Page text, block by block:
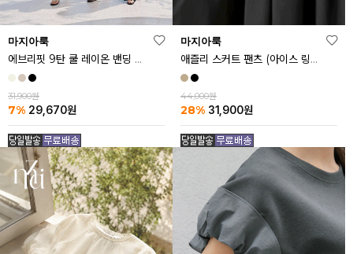
마지아룩
에브리핏 9탄 쿨 레이온 밴딩 와이드 팬츠
31,900원
7% 29,670원
마지아룩
애즐리 스커트 팬츠 (아이스 링클프리ver.)
44,000원
28% 31,900원